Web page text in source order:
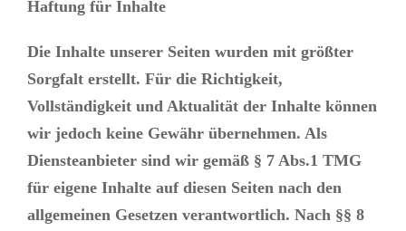
Haftung für Inhalte
Die Inhalte unserer Seiten wurden mit größter
Sorgfalt erstellt. Für die Richtigkeit,
Vollständigkeit und Aktualität der Inhalte können
wir jedoch keine Gewähr übernehmen. Als
Diensteanbieter sind wir gemäß § 7 Abs.1 TMG
für eigene Inhalte auf diesen Seiten nach den
allgemeinen Gesetzen verantwortlich. Nach §§ 8